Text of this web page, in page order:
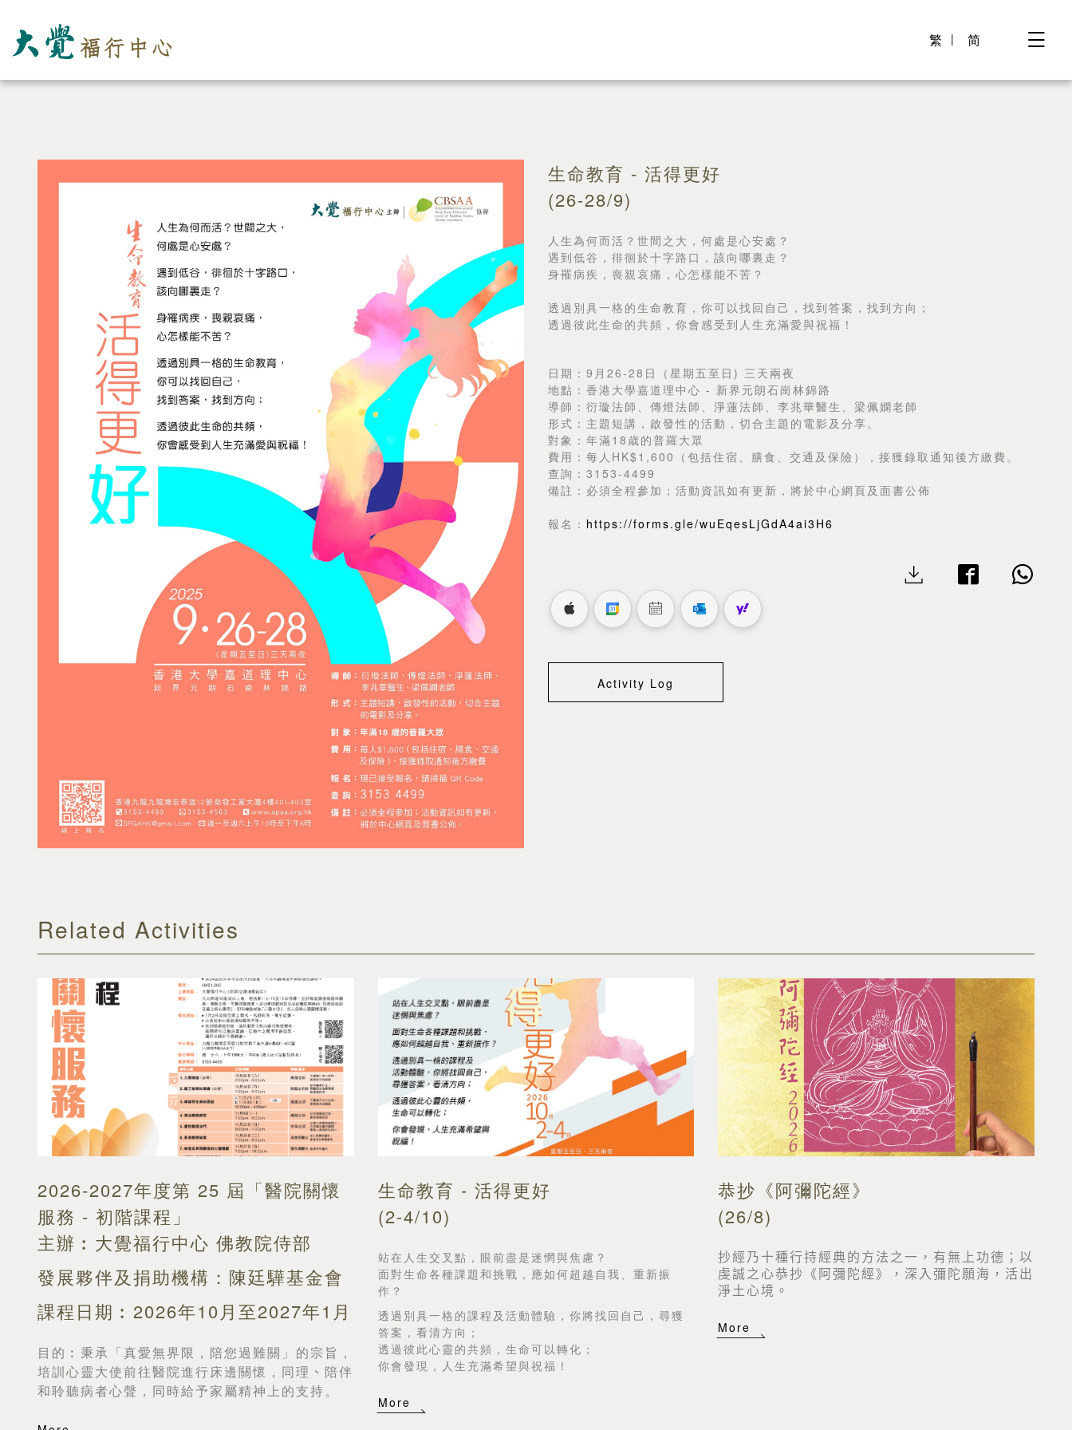
繁 简
生命教育 - 活得更好
(26-28/9)
人生為何而活？世間之大，何處是心安處？
遇到低谷，徘徊於十字路口，該向哪裏走？
身罹病疾，喪親哀痛，心怎樣能不苦？
透過別具一格的生命教育，你可以找回自己，找到答案，找到方向；
透過彼此生命的共頻，你會感受到人生充滿愛與祝福！
日期：9月26-28日（星期五至日) 三天兩夜
地點：香港大學嘉道理中心 - 新界元朗石崗林錦路
導師：衍璇法師、傳燈法師、淨蓮法師、李兆華醫生、梁佩嫻老師
形式：主題短講，啟發性的活動，切合主題的電影及分享。
對象：年滿18歳的普羅大眾
費用：每人HK$1,600（包括住宿、膳食、交通及保險），接獲錄取通知後方繳費。
查詢：3153-4499
備註：必須全程參加；活動資訊如有更新，將於中心網頁及面書公佈
報名： https://forms.gle/wuEqesLjGdA4ai3H6
Activity Log
Related Activities
2026-2027年度第 25 屆「醫院關懷
服務 - 初階課程」
主辦︰大覺福行中心 佛教院侍部
發展夥伴及捐助機構：陳廷驊基金會
課程日期︰2026年10月至2027年1月
目的︰ 秉承「真愛無界限，陪您過難關」的宗旨，
培訓心靈大使前往醫院進行床邊關懷，同理 、 陪伴
和聆聽病者心聲，同時給予家屬精神上的支持。
生命教育 - 活得更好
(2-4/10)
站在人生交叉點，眼前盡是迷惘與焦慮？
面對生命各種課題和挑戰，應如何超越自我、重新振
作？
透過別具一格的課程及活動體驗，你將找回自己，尋獲
答案，看清方向；
透過彼此心靈的共頻，生命可以轉化；
你會發現，人生充滿希望與祝福！
More
恭抄《阿彌陀經》
(26/8)
抄經乃十種行持經典的方法之一，有無上功德；以
虔誠之心恭抄《阿彌陀經》，深入彌陀願海，活出
淨土心境。
More